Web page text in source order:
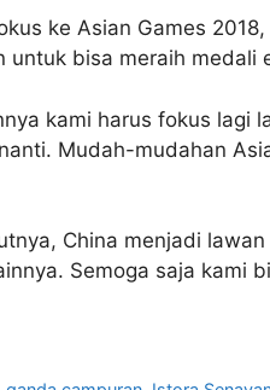
ke Asian Games
bisa meraih medali
kami harus fokus lagi
Mudah-mudahan
China menjadi
Semoga saja kami